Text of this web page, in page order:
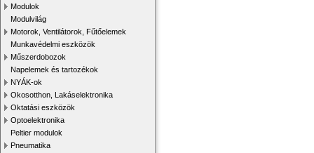
Modulok
Modulvilág
Motorok, Ventilátorok, Fűtőelemek
Munkavédelmi eszközök
Műszerdobozok
Napelemek és tartozékok
NYÁK-ok
Okosotthon, Lakáselektronika
Oktatási eszközök
Optoelektronika
Peltier modulok
Pneumatika